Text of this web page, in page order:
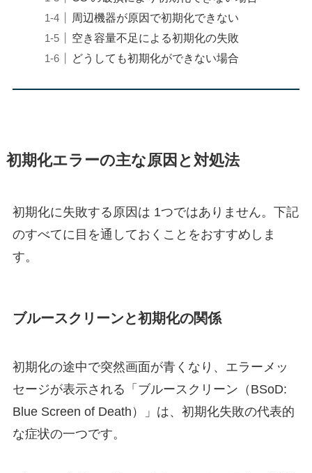
周辺機器が原因で初期化できない
空き容量不足による初期化の失敗
どうしても初期化ができない場合
初期化エラーの主な原因と対処法
初期化に失敗する原因は 1つではありません。下記
のすべてに目を通しておくことをおすすめしま
す。
ブルースクリーンと初期化の関係
初期化の途中で突然画面が青くなり、エラーメッ
セージが表示される「ブルースクリーン（BSoD:
Blue Screen of Death）」は、初期化失敗の代表的
な症状の一つです。